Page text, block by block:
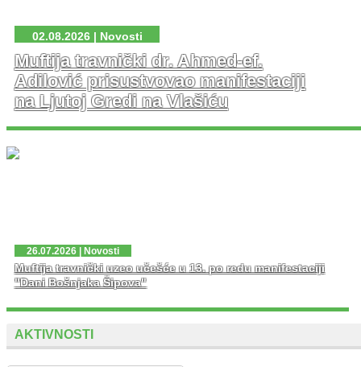
02.08.2026 | Novosti
Muftija travnički dr. Ahmed-ef.
Adilović prisustvovao manifestaciji
na Ljutoj Gredi na Vlašiću
U nedjelju, 02. 08. 2026. god. na platou Ljute Grede i
spomen obilježja Zlatni Ljiljan – general Mehmed Alagić
održana je manifestacija Dani pobjede – Dani ponosa,
26.07.2026 | Novosti
Muftija travnički uzeo učešće u 13. po redu manifestaciji
"Dani Bošnjaka Šipova"
AKTIVNOSTI